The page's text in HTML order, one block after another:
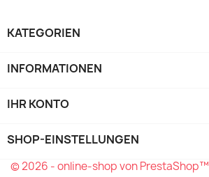
KATEGORIEN
INFORMATIONEN
IHR KONTO
SHOP-EINSTELLUNGEN
© 2026 - online-shop von PrestaShop™